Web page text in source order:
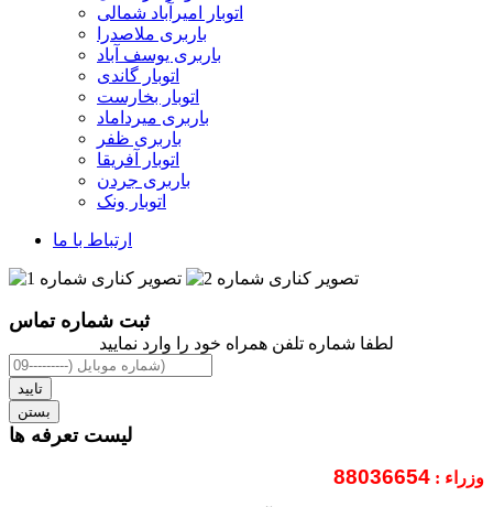
اتوبار امیرآباد شمالی
باربری ملاصدرا
باربری یوسف آباد
اتوبار گاندی
اتوبار بخارست
باربری میرداماد
باربری ظفر
اتوبار آفریقا
باربری جردن
اتوبار ونک
ارتباط با ما
ثبت شماره تماس
لطفا شماره تلفن همراه خود را وارد نمایید
تایید
بستن
لیست تعرفه ها
وزراء : 88036654